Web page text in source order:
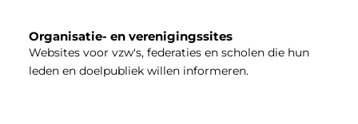
Organisatie- en verenigingssites
Websites voor vzw's, federaties en scholen die hun
leden en doelpubliek willen informeren.